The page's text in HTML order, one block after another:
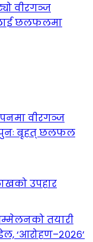
वीरगञ्ज
छलफलमा
वीरगञ्ज
बृहत् छलफल
उपहार
तयारी
‘आरोहण–२०२६’